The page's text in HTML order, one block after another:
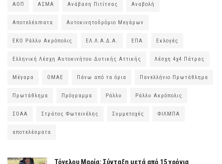
ΑΟΠ ΑΣΜΑ Ανάβαση Πιτίτσας Αναβολή
Αποτελέsmατα Αυτοκινητοδρόμιο Μεγάρων
ΕΚΟ Ράλλυ Ακρόπολις ΕΛ.Λ.Α.Δ.Α. ΕΠΑ Εκλογές
Ελληνική Λέσχη Αυτοκινήτου Δυτικής Αττικής Λέσχη 4χ4 Πάτρας
Μέγαρα ΟΜΑΕ Πάνω από τα όρια Πανελλήνιο Πρωτάθλημα
Πρωτάθλημα Πρόγραμμα Ράλλυ Ράλλυ Ακρόπολις
ΣΟΑΑ Στράτος Φωτεινέλης Συμμετοχές ΦΙΛΜΠΑ
αποτελέσματα
Τόγελου Μαρία: Σύνταξη μετά από 15 χρόνια